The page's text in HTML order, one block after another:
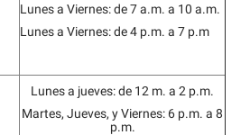
Lunes a Viernes: de 7 a.m. a 10 a.m.
Lunes a Viernes: de 4 p.m. a 7 p.m
Lunes a jueves: de 12 m. a 2 p.m.
Martes, Jueves, y Viernes: 6 p.m. a 8
p.m.